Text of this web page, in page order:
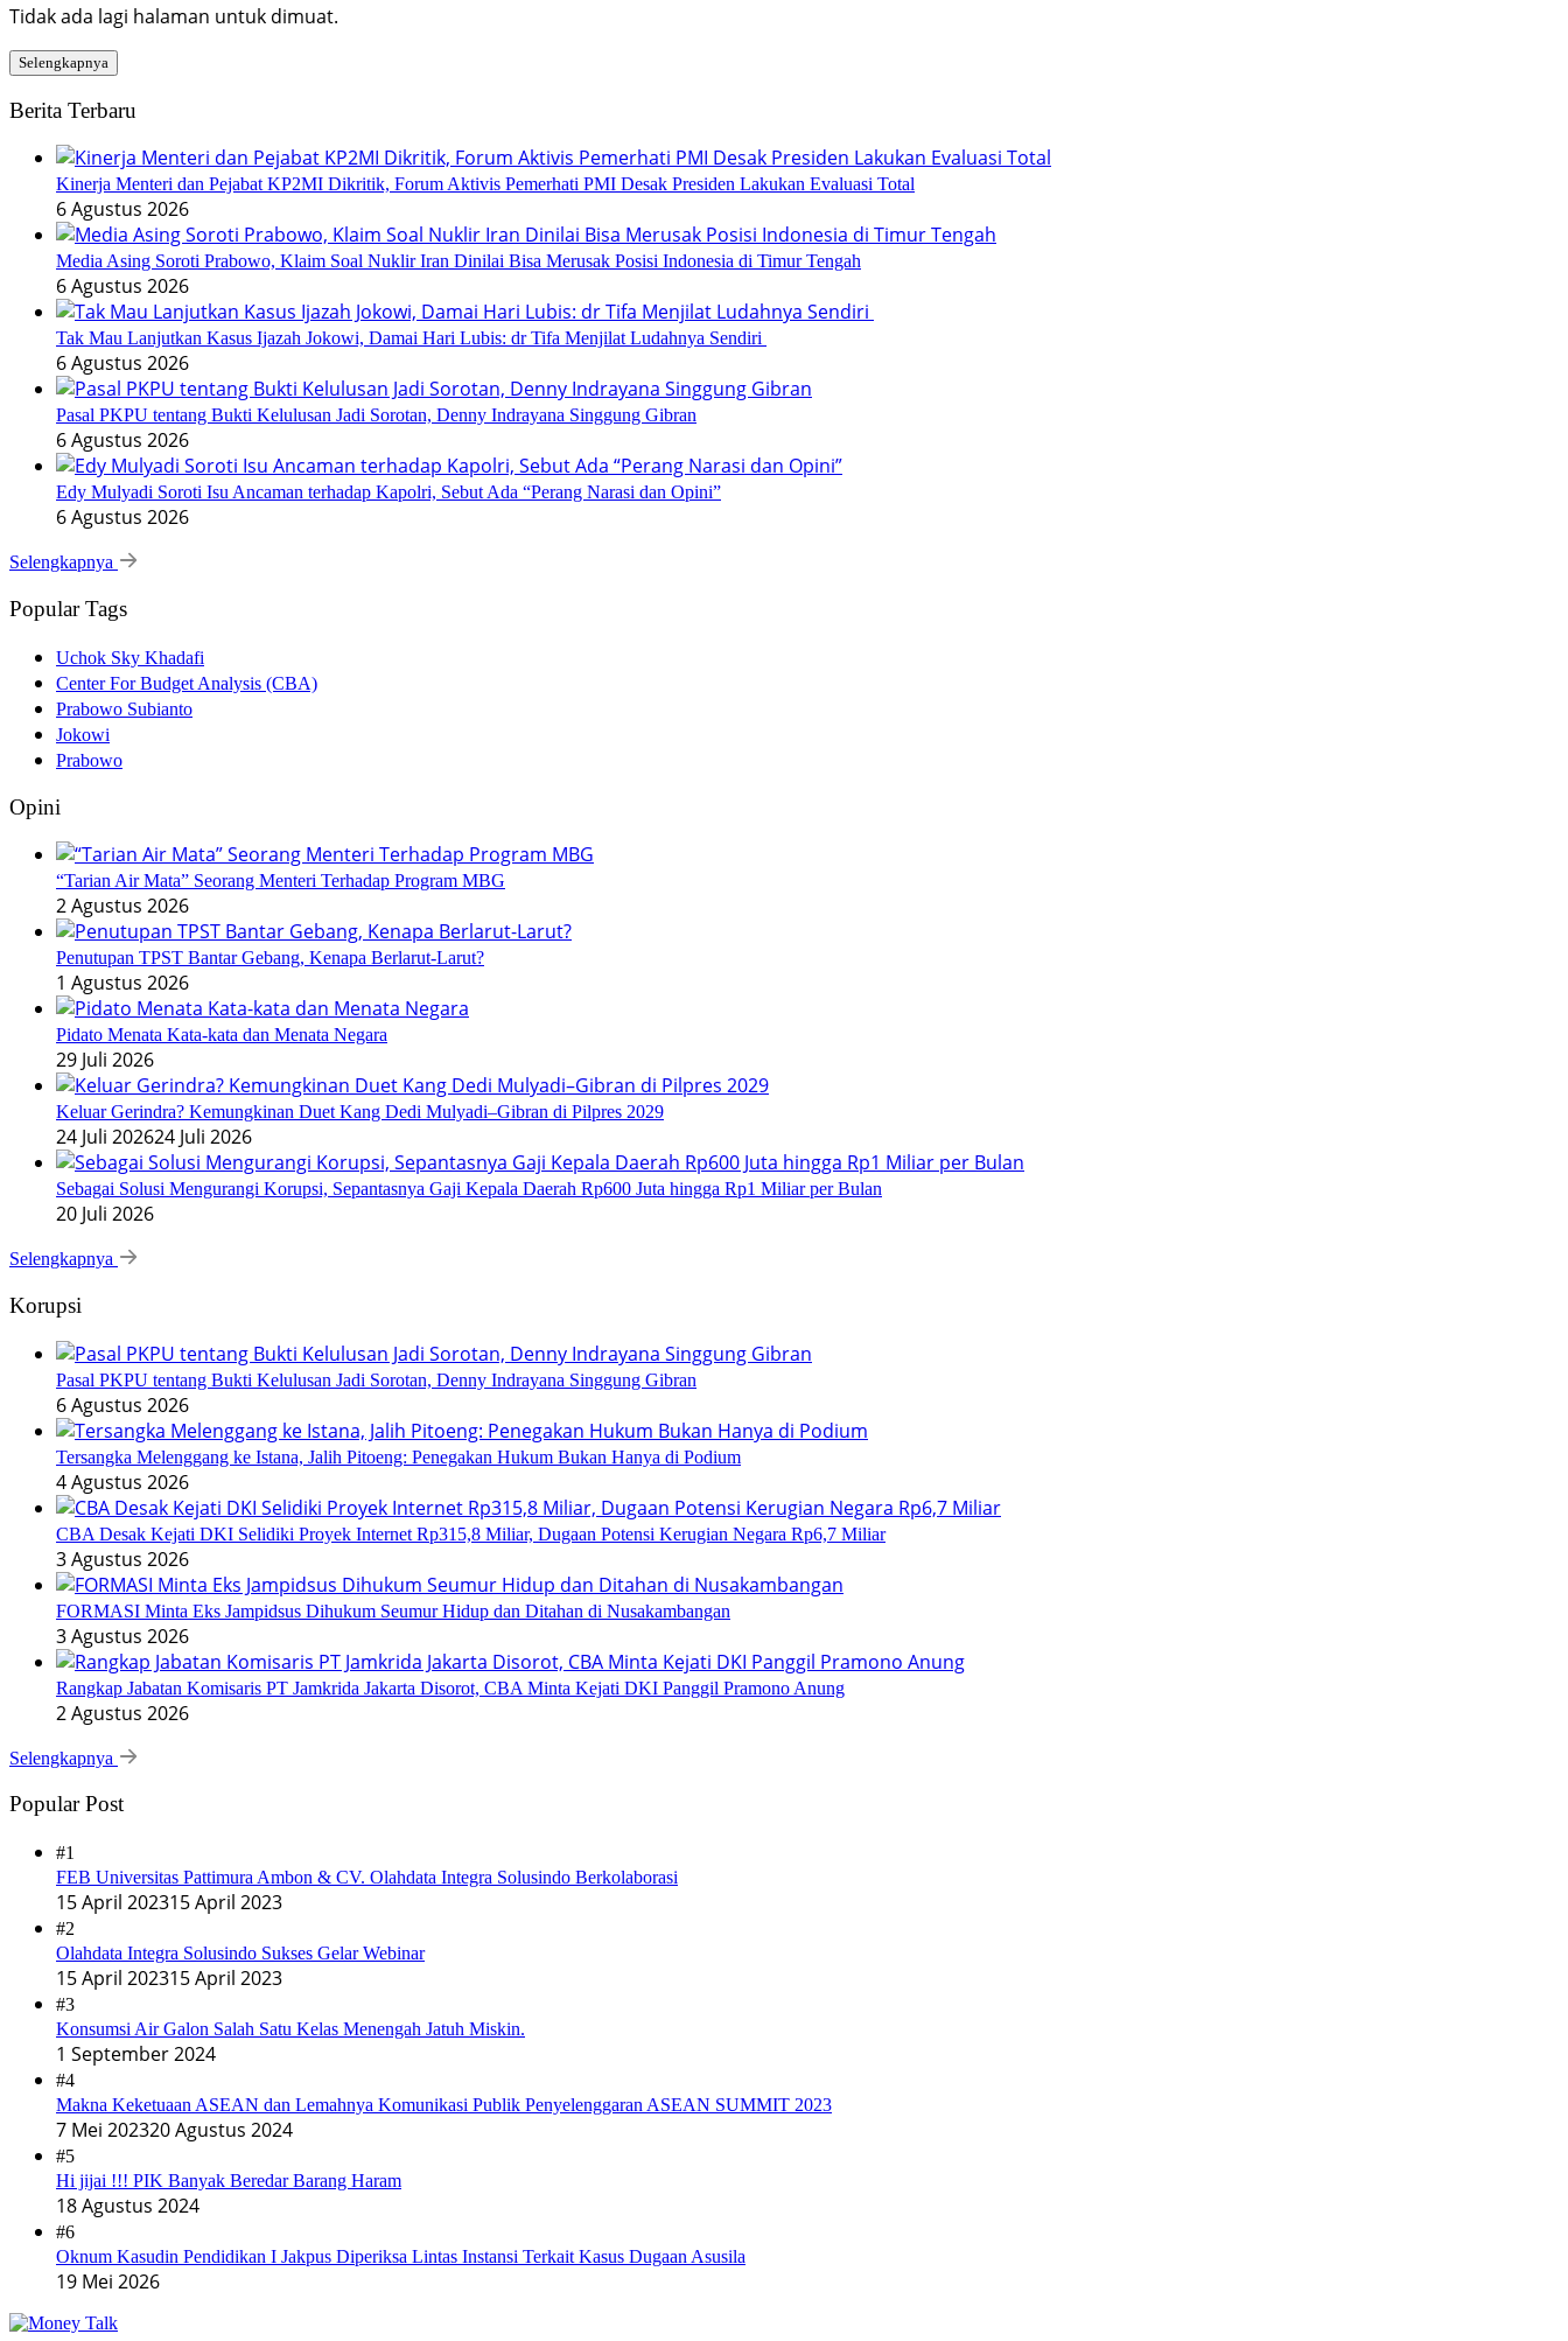
Tidak ada lagi halaman untuk dimuat.
Selengkapnya
Berita Terbaru
Kinerja Menteri dan Pejabat KP2MI Dikritik, Forum Aktivis Pemerhati PMI Desak Presiden Lakukan Evaluasi Total
6 Agustus 2026
Media Asing Soroti Prabowo, Klaim Soal Nuklir Iran Dinilai Bisa Merusak Posisi Indonesia di Timur Tengah
6 Agustus 2026
Tak Mau Lanjutkan Kasus Ijazah Jokowi, Damai Hari Lubis: dr Tifa Menjilat Ludahnya Sendiri
6 Agustus 2026
Pasal PKPU tentang Bukti Kelulusan Jadi Sorotan, Denny Indrayana Singgung Gibran
6 Agustus 2026
Edy Mulyadi Soroti Isu Ancaman terhadap Kapolri, Sebut Ada “Perang Narasi dan Opini”
6 Agustus 2026
Selengkapnya
Popular Tags
Uchok Sky Khadafi
Center For Budget Analysis (CBA)
Prabowo Subianto
Jokowi
Prabowo
Opini
“Tarian Air Mata” Seorang Menteri Terhadap Program MBG
2 Agustus 2026
Penutupan TPST Bantar Gebang, Kenapa Berlarut-Larut?
1 Agustus 2026
Pidato Menata Kata-kata dan Menata Negara
29 Juli 2026
Keluar Gerindra? Kemungkinan Duet Kang Dedi Mulyadi–Gibran di Pilpres 2029
24 Juli 202624 Juli 2026
Sebagai Solusi Mengurangi Korupsi, Sepantasnya Gaji Kepala Daerah Rp600 Juta hingga Rp1 Miliar per Bulan
20 Juli 2026
Selengkapnya
Korupsi
Pasal PKPU tentang Bukti Kelulusan Jadi Sorotan, Denny Indrayana Singgung Gibran
6 Agustus 2026
Tersangka Melenggang ke Istana, Jalih Pitoeng: Penegakan Hukum Bukan Hanya di Podium
4 Agustus 2026
CBA Desak Kejati DKI Selidiki Proyek Internet Rp315,8 Miliar, Dugaan Potensi Kerugian Negara Rp6,7 Miliar
3 Agustus 2026
FORMASI Minta Eks Jampidsus Dihukum Seumur Hidup dan Ditahan di Nusakambangan
3 Agustus 2026
Rangkap Jabatan Komisaris PT Jamkrida Jakarta Disorot, CBA Minta Kejati DKI Panggil Pramono Anung
2 Agustus 2026
Selengkapnya
Popular Post
#1
FEB Universitas Pattimura Ambon & CV. Olahdata Integra Solusindo Berkolaborasi
15 April 202315 April 2023
#2
Olahdata Integra Solusindo Sukses Gelar Webinar
15 April 202315 April 2023
#3
Konsumsi Air Galon Salah Satu Kelas Menengah Jatuh Miskin.
1 September 2024
#4
Makna Keketuaan ASEAN dan Lemahnya Komunikasi Publik Penyelenggaran ASEAN SUMMIT 2023
7 Mei 202320 Agustus 2024
#5
Hi jijai !!! PIK Banyak Beredar Barang Haram
18 Agustus 2024
#6
Oknum Kasudin Pendidikan I Jakpus Diperiksa Lintas Instansi Terkait Kasus Dugaan Asusila
19 Mei 2026